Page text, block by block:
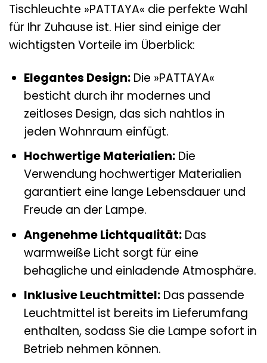
Tischleuchte »PATTAYA« die perfekte Wahl
für Ihr Zuhause ist. Hier sind einige der
wichtigsten Vorteile im Überblick:
Elegantes Design:Die »PATTAYA«
besticht durch ihr modernes und
zeitloses Design, das sich nahtlos in
jeden Wohnraum einfügt.
Hochwertige Materialien:Die
Verwendung hochwertiger Materialien
garantiert eine lange Lebensdauer und
Freude an der Lampe.
Angenehme Lichtqualität:Das
warmweiße Licht sorgt für eine
behagliche und einladende Atmosphäre.
Inklusive Leuchtmittel:Das passende
Leuchtmittel ist bereits im Lieferumfang
enthalten, sodass Sie die Lampe sofort in
Betrieb nehmen können.